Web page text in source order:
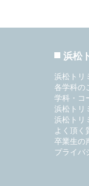
浜松
浜松トリ
各学科の
学科・コ
浜松トリ
浜松トリ
よく頂く
卒業生の
プライバ